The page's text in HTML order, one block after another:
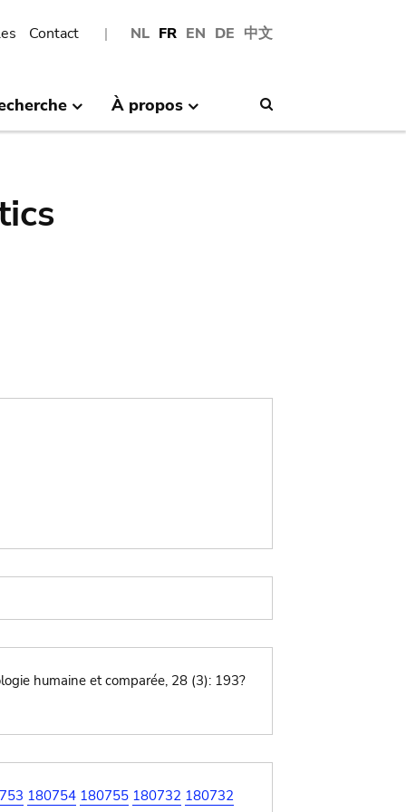
NL FR EN DE 中文
Contact
À propos
humaine et comparée, 28 (3): 193?
180754 180755 180732 180732